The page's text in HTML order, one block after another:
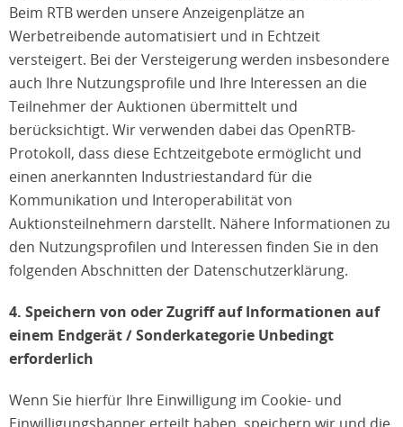
Beim RTB werden unsere Anzeigenplätze an
Werbetreibende automatisiert und in Echtzeit
versteigert. Bei der Versteigerung werden insbesondere
auch Ihre Nutzungsprofile und Ihre Interessen an die
Teilnehmer der Auktionen übermittelt und
berücksichtigt. Wir verwenden dabei das OpenRTB-
Protokoll, dass diese Echtzeitgebote ermöglicht und
einen anerkannten Industriestandard für die
Kommunikation und Interoperabilität von
Auktionsteilnehmern darstellt. Nähere Informationen zu
den Nutzungsprofilen und Interessen finden Sie in den
folgenden Abschnitten der Datenschutzerklärung.
4. Speichern von oder Zugriff auf Informationen auf
einem Endgerät / Sonderkategorie Unbedingt
erforderlich
Wenn Sie hierfür Ihre Einwilligung im Cookie- und